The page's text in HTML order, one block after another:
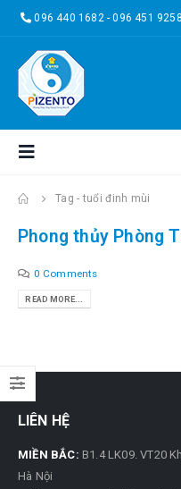
096 440 1682 - 096 451 9258
Tag -tuổi đinh mùi
Phong thủy Phòng
0 Comments
READ MORE...
LIÊN HỆ
MIỀN BẮC: B1.4 LK09. VT20
Hà Nội